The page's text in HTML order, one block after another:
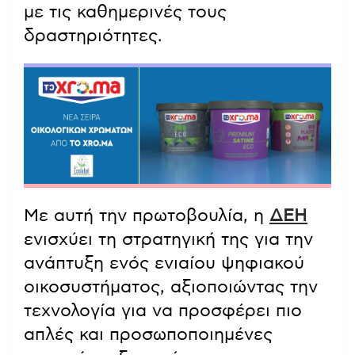
με τις καθημερινές τους
δραστηριότητες.
Με αυτή την πρωτοβουλία, η ΔΕΗ
ενισχύει τη στρατηγική της για την
ανάπτυξη ενός ενιαίου ψηφιακού
οικοσυστήματος, αξιοποιώντας την
τεχνολογία για να προσφέρει πιο
απλές και προσωποποιημένες